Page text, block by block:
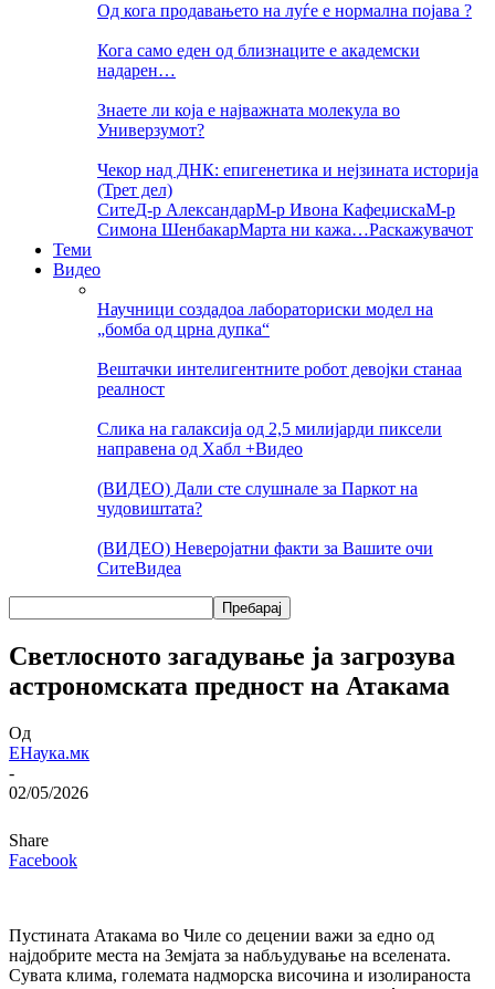
Од кога продавањето на луѓе е нормална појава ?
Кога само еден од близнаците е академски
надарен…
Знаете ли која е најважната молекула во
Универзумот?
Чекор над ДНК: епигенетика и нејзината историја
(Трет дел)
СитеД-р АлександарМ-р Ивона КафеџискаМ-р
Симона ШенбакарМарта ни кажа…Раскажувачот
Теми
Видео
Научници создадоа лабораториски модел на
„бомба од црна дупка“
Вештачки интелигентните робот девојки станаа
реалност
Слика на галаксија од 2,5 милијарди пиксели
направена од Хабл +Видео
(ВИДЕО) Дали сте слушнале за Паркот на
чудовиштата?
(ВИДЕО) Неверојатни факти за Вашите очи
СитеВидеа
Светлосното загадување ја загрозува
астрономската предност на Атакама
Од
ЕНаука.мк
-
02/05/2026
Share
Facebook
Пустината Атакама во Чиле со децении важи за едно од
најдобрите места на Земјата за набљудување на вселената.
Сувата клима, големата надморска височина и изолираноста